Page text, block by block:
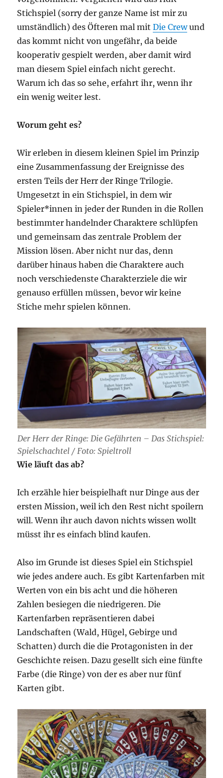
Stichspiel (sorry der ganze Name ist mir zu
umständlich) des Öfteren mal mitDie Crewund
das kommt nicht von ungefähr, da beide
kooperativ gespielt werden, aber damit wird
man diesem Spiel einfach nicht gerecht.
Warum ich das so sehe, erfahrt ihr, wenn ihr
ein wenig weiter lest.
Worum geht es?
Wir erleben in diesem kleinen Spiel im Prinzip
eine Zusammenfassung der Ereignisse des
ersten Teils der Herr der Ringe Trilogie.
Umgesetzt in ein Stichspiel, in dem wir
Spieler*innen in jeder der Runden in die Rollen
bestimmter handelnder Charaktere schlüpfen
und gemeinsam das zentrale Problem der
Mission lösen. Aber nicht nur das, denn
darüber hinaus haben die Charaktere auch
noch verschiedenste Charakterziele die wir
genauso erfüllen müssen, bevor wir keine
Stiche mehr spielen können.
Der Herr der Ringe: Die Gefährten – Das Stichspiel:
Spielschachtel / Foto: Spieltroll
Wie läuft das ab?
Ich erzähle hier beispielhaft nur Dinge aus der
ersten Mission, weil ich den Rest nicht spoilern
will. Wenn ihr auch davon nichts wissen wollt
müsst ihr es einfach blind kaufen.
Also im Grunde ist dieses Spiel ein Stichspiel
wie jedes andere auch. Es gibt Kartenfarben mit
Werten von ein bis acht und die höheren
Zahlen besiegen die niedrigeren. Die
Kartenfarben repräsentieren dabei
Landschaften (Wald, Hügel, Gebirge und
Schatten) durch die die Protagonisten in der
Geschichte reisen. Dazu gesellt sich eine fünfte
Farbe (die Ringe) von der es aber nur fünf
Karten gibt.